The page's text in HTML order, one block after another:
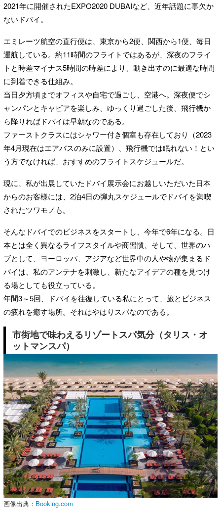
2021年に開催されたEXPO2020 DUBAIなど、近年話題に事欠か
ないドバイ。
エミレーツ航空の直行便は、東京から2便、関西から1便、毎日
運航している。約11時間のフライトではあるが、深夜のフライ
トと時差マイナス5時間の時差により、動き出すのに最適な時間
に到着できる仕組み。
当日夕方頃までオフィスや自宅で過ごし、空港へ。深夜便でシ
ャンパンとキャビアを楽しみ、ゆっくり過ごした後、飛行機か
ら降りればドバイは早朝なのである。
ファーストクラスにはシャワー付き個室も存在しており（2023
年4月現在はエアバスのみに設置）、飛行機では眠れない！とい
う方でなければ、おすすめのフライトスケジュールだ。
現に、私が出展していたドバイ展示会にお越しいただいた日本
からのお客様には、2泊4日の弾丸スケジュールでドバイを満喫
されたツワモノも。
そんなドバイでのビジネスをスタートし、今年で6年になる。日
本とは全く異なるライフスタイルや商習慣、そして、世界のハ
ブとして、ヨーロッパ、アジアなど世界中の人や物が集まるド
バイは、私のアンテナを刺激し、新たなアイデアの種を見つけ
る場としても役立っている。
年間3～5回、ドバイを往復している私にとって、旅とビジネス
の疲れを癒す場所。それはやはりスパなのである。
市街地で味わえるリゾートスパ気分（タリス・オ
ットマンスパ）
画像出典： Booking.com